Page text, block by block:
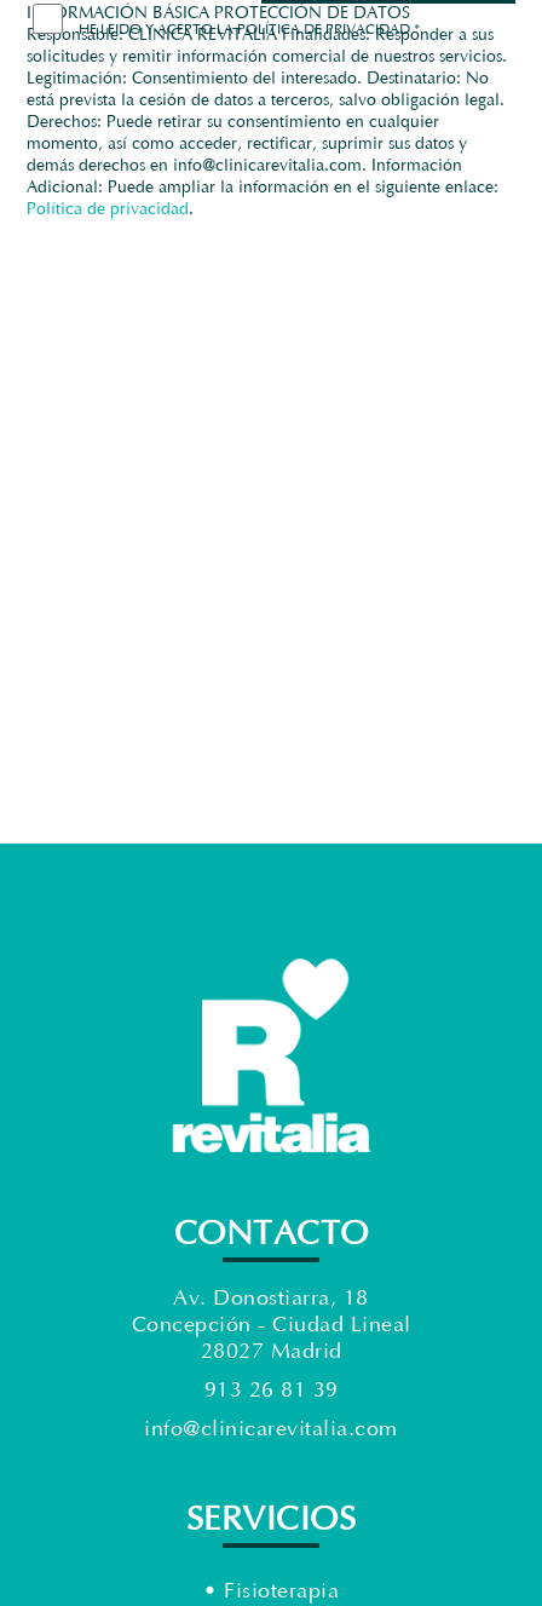
HE LEIDO Y ACEPTO LA POLÍTICA DE PRIVACIDAD *
INFORMACIÓN BÁSICA PROTECCIÓN DE DATOS
Responsable: CLÍNICA REVITALIA Finalidades: Responder a sus
solicitudes y remitir información comercial de nuestros servicios.
Legitimación: Consentimiento del interesado. Destinatario: No
está prevista la cesión de datos a terceros, salvo obligación legal.
Derechos: Puede retirar su consentimiento en cualquier
momento, así como acceder, rectificar, suprimir sus datos y
demás derechos en info@clinicarevitalia.com. Información
Adicional: Puede ampliar la información en el siguiente enlace:
Política de privacidad.
CONTACTO
Av. Donostiarra, 18
Concepción - Ciudad Lineal
28027 Madrid
913 26 81 39
info@clinicarevitalia.com
SERVICIOS
• Fisioterapia